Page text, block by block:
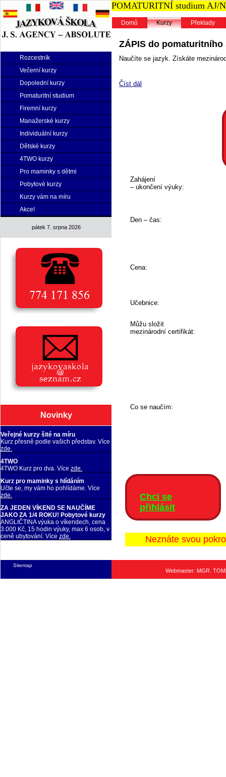
Rozcestník
Večerní kurzy
Dopolední kurzy
Pomaturitní studium
Firemní kurzy
Manažerské kurzy
Individuální kurzy
Dětské kurzy
4TWO kurzy
Pro maminky s dětmi
Pobytové kurzy
Kurzy vám na míru
Akce!
pátek 7. srpna 2026
Novinky
Veřejné kurzy šité na míru
Kurz přesně podle vašich představ. Více
zde.
4TWO
4TWO Kurz pro dva. Více zde.
Kurz pro maminky s hlídáním
Učte se, my vám ho pohlídáme. Více
zde.
ZA JEDEN VÍKEND SE NAUČÍME
JAKO ZA 1/4 ROKU! Pobytové kurzy
ANGLIČTINA výuka o víkendech, cena
3.000 Kč, 15 hodin výuky, max 6 osob, v
ceně ubytování. Více zde.
POMATURITNÍ studium AJ/
Domů Kurzy Překlady
ZÁPIS do pomaturitního
Naučíte se jazyk. Získáte
Číst dál
Zahájení
– ukončení výuky:
Den – čas:
Cena:
Učebnice:
Můžu složit
mezinárodní certifikát:
Co se naučím:
Chci se
přihlásit
Neznáte svou
Webmaster: MGR.
Sitemap